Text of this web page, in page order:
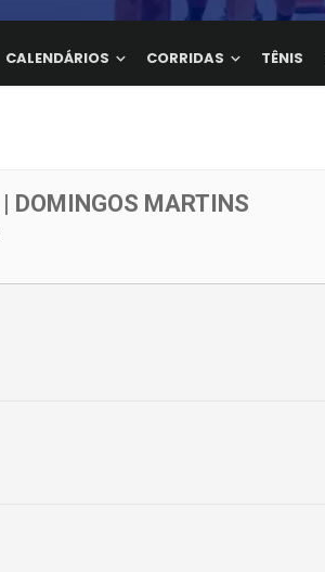
CALENDÁRIOS CORRIDAS TÊNIS
DOMINGOS MARTINS